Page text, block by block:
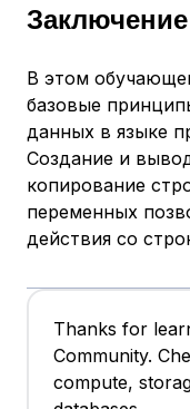
Заключение
В этом
базовые
данных в языке
Создание и
копирование
переменных
действия со
Thanks for
Community.
compute,